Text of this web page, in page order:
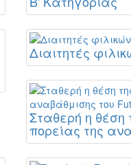
Διαιτητές
Σταθερή η θέση
πορείας της